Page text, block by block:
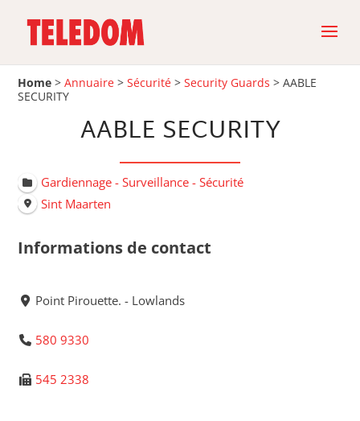
Home >Annuaire >Sécurité >Security Guards >AABLE
SECURITY
AABLE SECURITY
Gardiennage - Surveillance - Sécurité
Sint Maarten
Informations de contact
Point Pirouette. - Lowlands
580 9330
545 2338